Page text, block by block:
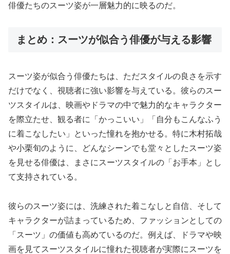
俳優たちのスーツ姿が一層魅力的に映るのだ。
まとめ：スーツが似合う俳優が与える影響
スーツ姿が似合う俳優たちは、ただスタイルの良さを示す
だけでなく、視聴者に強い影響を与えている。彼らのスー
ツスタイルは、映画やドラマの中で魅力的なキャラクター
を際立たせ、観る者に「かっこいい」「自分もこんなふう
に着こなしたい」といった憧れを抱かせる。特に木村拓哉
や小栗旬のように、どんなシーンでも堂々としたスーツ姿
を見せる俳優は、まさにスーツスタイルの「お手本」とし
て支持されている。
彼らのスーツ姿には、洗練された着こなしと自信、そして
キャラクターが詰まっているため、ファッションとしての
「スーツ」の価値も高めているのだ。例えば、ドラマや映
画を見てスーツスタイルに憧れた視聴者が実際にスーツを